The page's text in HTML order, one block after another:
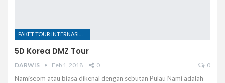
5D Korea DMZ Tour
DARWIS Feb 1, 2018 0 0
Namiseom atau biasa dikenal dengan sebutan Pulau Nami adalah